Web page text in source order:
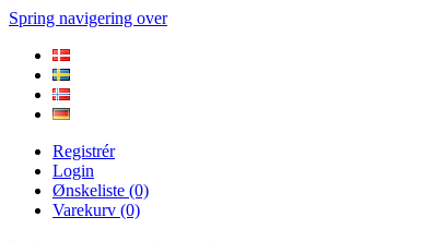
Spring navigering over
Registrér
Login
Ønskeliste (0)
Varekurv (0)